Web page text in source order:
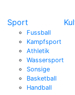
Sport
Fussball
Kampfsport
Athletik
Wassersport
Sonsige
Basketball
Handball